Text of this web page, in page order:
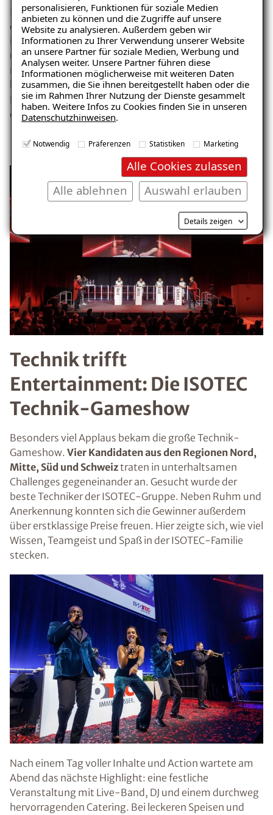
personalisieren, Funktionen für soziale Medien
anbieten zu können und die Zugriffe auf unsere
Website zu analysieren. Außerdem geben wir
Informationen zu Ihrer Verwendung unserer Website
an unsere Partner für soziale Medien, Werbung und
Analysen weiter. Unsere Partner führen diese
Informationen möglicherweise mit weiteren Daten
zusammen, die Sie ihnen bereitgestellt haben oder die
sie im Rahmen Ihrer Nutzung der Dienste gesammelt
haben. Weitere Infos zu Cookies finden Sie in unseren
Datenschutzhinweisen.
Notwendig Präferenzen Statistiken Marketing
Alle Cookies zulassen
Auswahl erlauben
Alle ablehnen
Details zeigen
Im Anschluss an die Vorträge luden die Fachbereiche
der Zentrale zupraxisnahen Workshopsein, bei denen
interessierte Kollegen spannende Einblicke erhielten
und direkt umsetzbare Inhalte für den Arbeitsalltag
mitnehmen konnten. Die Coca-Cola business°lounge
bot dafür den idealen Rahmen und sorgte mit dem
Blick auf die Rennstrecke und vorbeifahrende Autos für
echtes Nürburgring-Feeling.
Technik trifft
Entertainment: Die ISOTEC
Technik-Gameshow
Besonders viel Applaus bekam die große Technik-
Gameshow. Vier Kandidaten aus den Regionen Nord,
Mitte, Süd und Schweiztraten in unterhaltsamen
Challenges gegeneinander an. Gesucht wurde der
beste Techniker der ISOTEC-Gruppe. Neben Ruhm und
Anerkennung konnten sich die Gewinner außerdem
über erstklassige Preise freuen. Hier zeigte sich, wie viel
Wissen, Teamgeist und Spaß in der ISOTEC-Familie
stecken.
Nach einem Tag voller Inhalte und Action wartete am
Abend das nächste Highlight: eine festliche
Veranstaltung mit Live-Band, DJ und einem durchweg
hervorragenden Catering. Bei leckeren Speisen und